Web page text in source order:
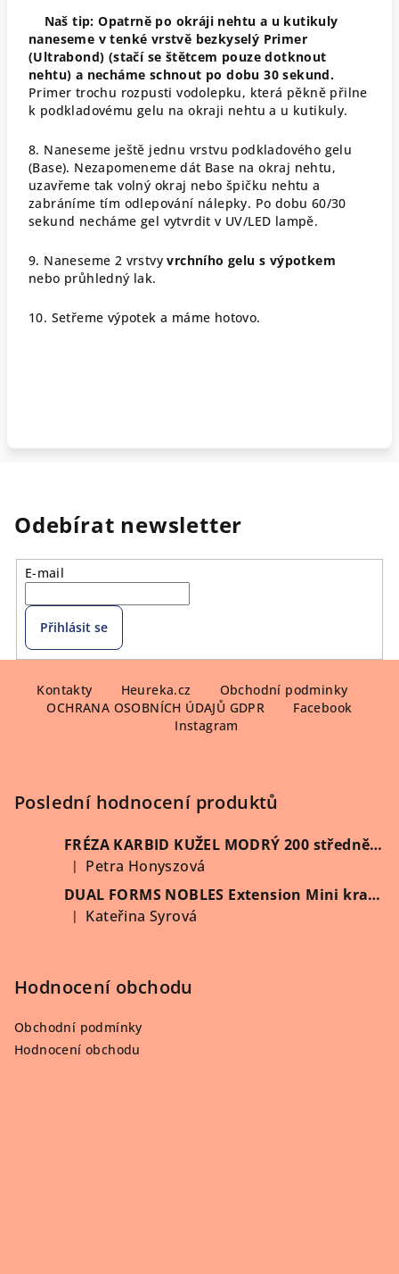
Naš tip: Opatrně po okráji nehtu a u kutikuly
naneseme v tenké vrstvě bezkyselý Primer
(Ultrabond) (stačí se štětcem pouze dotknout
nehtu) a necháme schnout po dobu 30 sekund.
Primer trochu rozpusti vodolepku, která pěkně přilne
k podkladovému gelu na okraji nehtu a u kutikuly.
8. Naneseme ještě jednu vrstvu podkladového gelu
(Base). Nezapomeneme dát Base na okraj nehtu,
uzavřeme tak volný okraj nebo špičku nehtu a
zabráníme tím odlepování nálepky. Po dobu 60/30
sekund necháme gel vytvrdit v UV/LED lampě.
9. Naneseme 2 vrstvyvrchního gelu s výpotkem
nebo průhledný lak.
10. Setřeme výpotek a máme hotovo.
Odebírat newsletter
E-mail
Přihlásit se
Kontakty Heureka.cz
Obchodní podminky
OCHRANA OSOBNÍCH ÚDAJŮ GDPR
Facebook
Instagram
Poslední hodnocení produktů
FRÉZA KARBID KUŽEL MODRÝ 200 středně hrubý (Vybrat průměr)
Hodnocení produktu je 5 z 5 hvězdiček.
|
Petra Honyszová
DUAL FORMS NOBLES Extension Mini kratší 60 ks/krabička
Hodnocení produktu je 5 z 5 hvězdiček.
| Kateřina Syrová
Hodnocení obchodu
Obchodní podmínky
Hodnocení obchodu